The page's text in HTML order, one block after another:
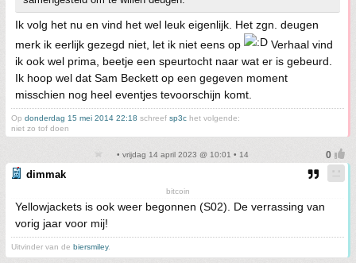
Ik volg het nu en vind het wel leuk eigenlijk. Het zgn. deugen
merk ik eerlijk gezegd niet, let ik niet eens op
Verhaal vind
ik ook wel prima, beetje een speurtocht naar wat er is gebeurd.
Ik hoop wel dat Sam Beckett op een gegeven moment
misschien nog heel eventjes tevoorschijn komt.
Op donderdag 15 mei 2014 22:18 schreef sp3c het volgende:
niet zo tof doen
• vrijdag 14 april 2023 @ 10:01 • 14
dimmak
bitcoin
Yellowjackets is ook weer begonnen (S02). De verrassing van
vorig jaar voor mij!
Uitvinder van de biersmiley.